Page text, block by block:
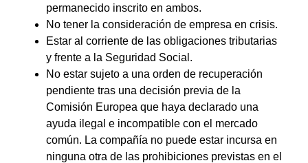
permanecido inscrito en ambos.
No tener la consideración de empresa en crisis.
Estar al corriente de las obligaciones tributarias
y frente a la Seguridad Social.
No estar sujeto a una orden de recuperación
pendiente tras una decisión previa de la
Comisión Europea que haya declarado una
ayuda ilegal e incompatible con el mercado
común. La compañía no puede estar incursa en
ninguna otra de las prohibiciones previstas en el